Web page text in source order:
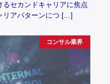
セカンドキャリアに焦点
リアパターンにつ […]
コンサル業界